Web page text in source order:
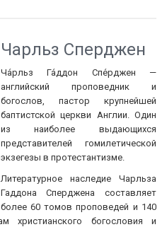
Чарльз Сперджен
Ча́рльз Га́ддон Спе́рджен —
английский проповедник и
богослов, пастор крупнейшей
баптистской церкви Англии. Один
из наиболее выдающихся
представителей гомилетической
экзегезы в протестантизме.
Литературное наследие Чарльза
Гаддона Сперджена составляет
более 60 томов проповедей и 140
христианского богословия и